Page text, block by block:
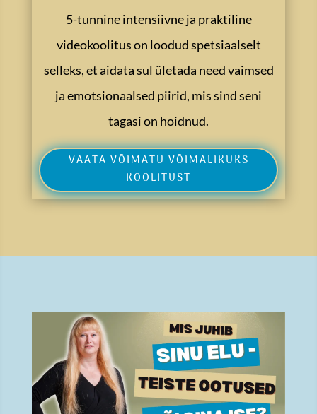
5-tunnine intensiivne ja praktiline
videokoolitus on loodud spetsiaalselt
selleks, et aidata sul ületada need vaimsed
ja emotsionaalsed piirid, mis sind seni
tagasi on hoidnud.
VAATA VÕIMATU VÕIMALIKUKS
KOOLITUST